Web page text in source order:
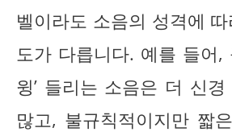
벨이라도 소음의 성격에
도가 다릅니다. 예를 들어,
윙’ 들리는 소음은 더 신
많고, 불규칙적이지만 짧